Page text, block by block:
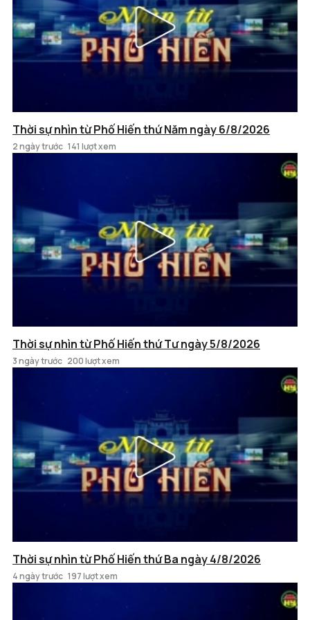
Thời sự nhìn từ Phố Hiến thứ Năm ngày 6/8/2026
2 ngày trước 141 lượt xem
Thời sự nhìn từ Phố Hiến thứ Tư ngày 5/8/2026
3 ngày trước 200 lượt xem
Thời sự nhìn từ Phố Hiến thứ Ba ngày 4/8/2026
4 ngày trước 197 lượt xem